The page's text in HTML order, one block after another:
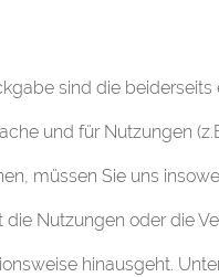
sind die
und für Nutzungen
müssen Sie uns
die Nutzungen oder die
hinausgeht.